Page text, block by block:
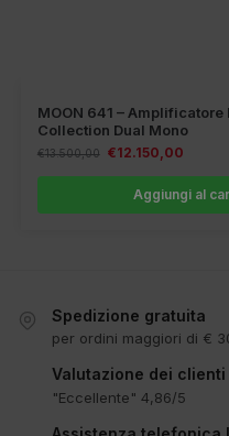
MOON 641 – Amplificatore
Collection Dual Mono
€13.500,00 €12.150,00
Aggiungi al
Spedizione gratuita
per ordini maggiori di €
Valutazione dei clienti
"Eccellente" 4,86/5